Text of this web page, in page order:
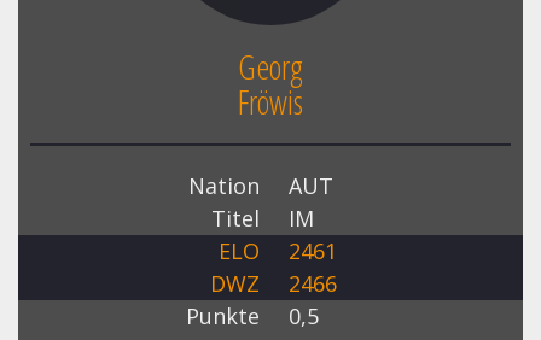
Georg
Fröwis
Nation
AUT
Titel
IM
ELO
2461
DWZ
2466
Punkte
0,5